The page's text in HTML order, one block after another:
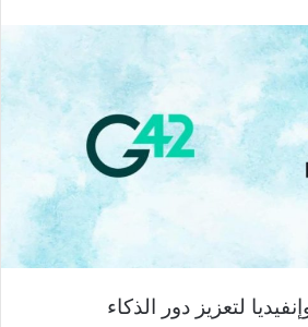
بين جي 42 وإنفيديا لتعزيز دور الذكاء